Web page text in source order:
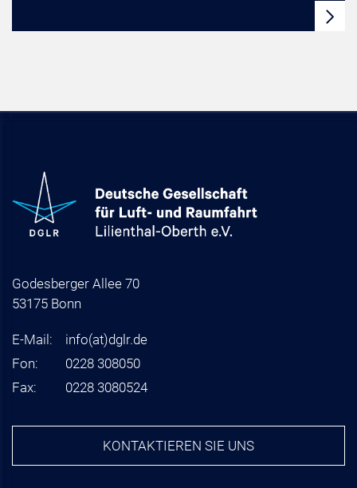
Godesberger Allee 70
53175 Bonn
E-Mail: info(at)dglr.de
Fon:
0228 308050
Fax:
0228 3080524
KONTAKTIEREN SIE UNS